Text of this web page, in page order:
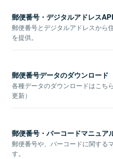
郵便番号・デジタルアドレスAPI
郵便番号とデジタルアドレスから
を提供。
郵便番号データのダウンロード
各種データのダウンロードはこち
更新）
郵便番号・バーコードマニュア
郵便番号や、バーコードに関する
す。